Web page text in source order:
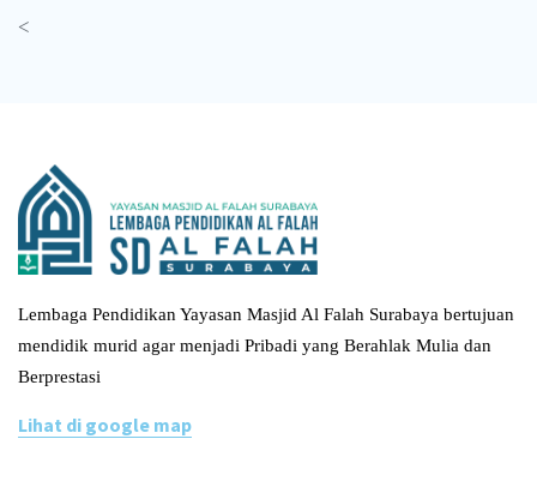
<
Lembaga Pendidikan Yayasan Masjid Al Falah Surabaya bertujuan
mendidik murid agar menjadi Pribadi yang Berahlak Mulia dan
Berprestasi
Lihat di google map